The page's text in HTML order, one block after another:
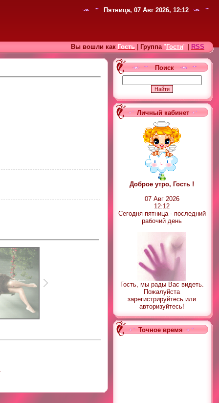
Пятница, 07 Авг 2026, 12:12
Вы вошли как Гость Группа " Гости" RSS
Поиск
Личный кабинет
Доброе утро, Гость !
07 Авг 2026
12:12
Сегодня пятница - последний
рабочий день
Гость, мы рады Вас видеть.
Пожалуйста
зарегистрируйтесь или
авторизуйтесь!
Точное время